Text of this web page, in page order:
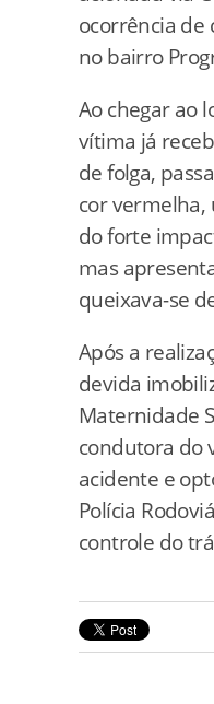
ocorrência de
no bairro
Ao chegar ao
vítima já
de folga,
cor vermelha,
do forte
mas
queixava-se
Após a
devida
Maternidade
condutora do
acidente e
Polícia
controle do